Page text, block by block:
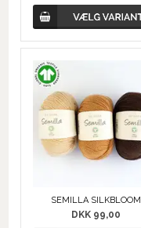
SEMILLA SILKBLOOM
DKK 99,00